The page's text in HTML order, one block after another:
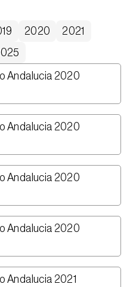
2020
2021
Andalucia 2020
Andalucia 2020
Andalucia 2020
Andalucia 2020
Andalucia 2021